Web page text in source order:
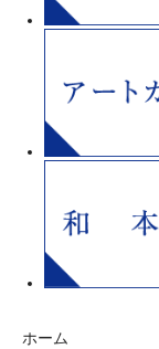
ホーム